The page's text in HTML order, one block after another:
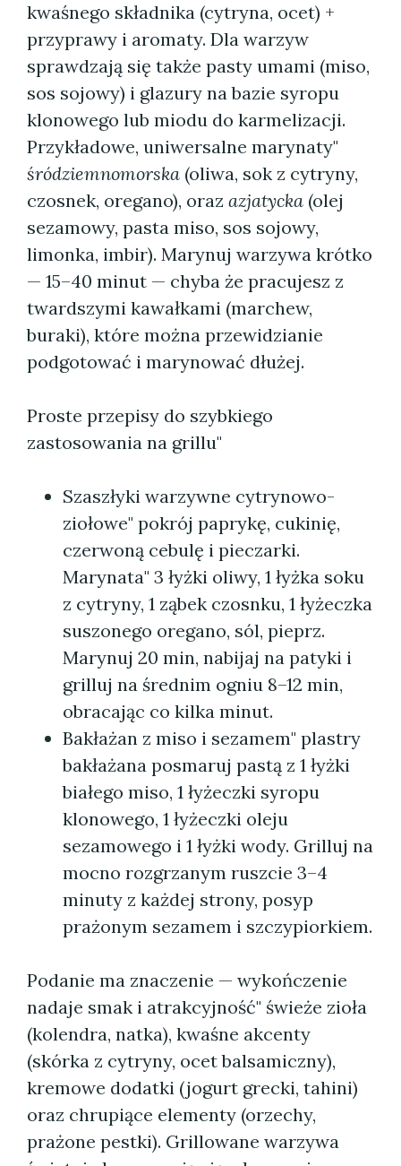
kwaśnego składnika (cytryna, ocet) +
przyprawy i aromaty. Dla warzyw
sprawdzają się także pasty umami (miso,
sos sojowy) i glazury na bazie syropu
klonowego lub miodu do karmelizacji.
Przykładowe, uniwersalne marynaty"
śródziemnomorska (oliwa, sok z cytryny,
czosnek, oregano), oraz azjatycka (olej
sezamowy, pasta miso, sos sojowy,
limonka, imbir). Marynuj warzywa krótko
— 15–40 minut — chyba że pracujesz z
twardszymi kawałkami (marchew,
buraki), które można przewidzianie
podgotować i marynować dłużej.
Proste przepisy do szybkiego
zastosowania na grillu"
Szaszłyki warzywne cytrynowo-
ziołowe" pokrój paprykę, cukinię,
czerwoną cebulę i pieczarki.
Marynata" 3 łyżki oliwy, 1 łyżka soku
z cytryny, 1 ząbek czosnku, 1 łyżeczka
suszonego oregano, sól, pieprz.
Marynuj 20 min, nabijaj na patyki i
grilluj na średnim ogniu 8–12 min,
obracając co kilka minut.
Bakłażan z miso i sezamem" plastry
bakłażana posmaruj pastą z 1 łyżki
białego miso, 1 łyżeczki syropu
klonowego, 1 łyżeczki oleju
sezamowego i 1 łyżki wody. Grilluj na
mocno rozgrzanym ruszcie 3–4
minuty z każdej strony, posyp
prażonym sezamem i szczypiorkiem.
Podanie ma znaczenie — wykończenie
nadaje smak i atrakcyjność" świeże zioła
(kolendra, natka), kwaśne akcenty
(skórka z cytryny, ocet balsamiczny),
kremowe dodatki (jogurt grecki, tahini)
oraz chrupiące elementy (orzechy,
prażone pestki). Grillowane warzywa